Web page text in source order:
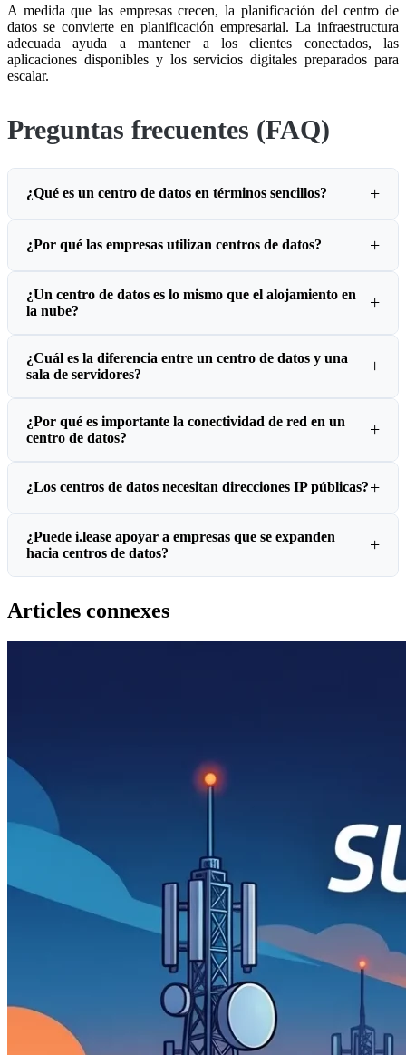
A medida que las empresas crecen, la planificación del centro de
datos se convierte en planificación empresarial. La infraestructura
adecuada ayuda a mantener a los clientes conectados, las
aplicaciones disponibles y los servicios digitales preparados para
escalar.
Preguntas frecuentes (FAQ)
¿Qué es un centro de datos en términos sencillos?
¿Por qué las empresas utilizan centros de datos?
¿Un centro de datos es lo mismo que el alojamiento en
la nube?
¿Cuál es la diferencia entre un centro de datos y una
sala de servidores?
¿Por qué es importante la conectividad de red en un
centro de datos?
¿Los centros de datos necesitan direcciones IP públicas?
¿Puede i.lease apoyar a empresas que se expanden
hacia centros de datos?
Articles connexes